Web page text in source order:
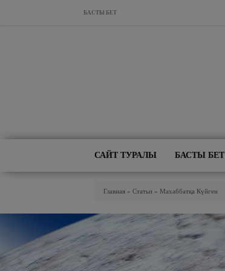
Skip to main contentБАСТЫ БЕТ
САЙТ ТУРАЛЫ БАСТЫ БЕТ
Главная » Статьи » Махаббатқа Күйген